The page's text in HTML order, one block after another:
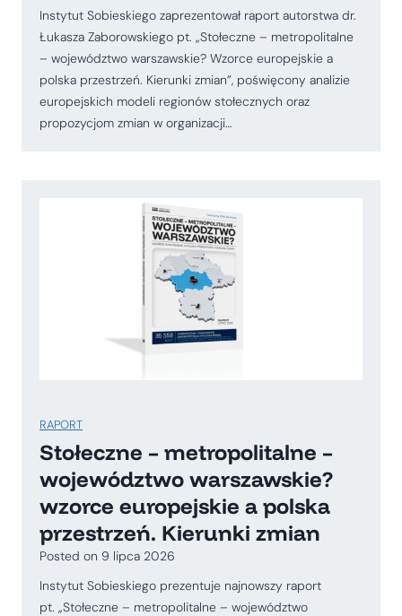
Instytut Sobieskiego zaprezentował raport autorstwa dr.
Łukasza Zaborowskiego pt. „Stołeczne – metropolitalne
– województwo warszawskie? Wzorce europejskie a
polska przestrzeń. Kierunki zmian”, poświęcony analizie
europejskich modeli regionów stołecznych oraz
propozycjom zmian w organizacji…
RAPORT
Stołeczne – metropolitalne –
województwo warszawskie?
wzorce europejskie a polska
przestrzeń. Kierunki zmian
Posted on 9 lipca 2026
Instytut Sobieskiego prezentuje najnowszy raport
pt. „Stołeczne – metropolitalne – województwo